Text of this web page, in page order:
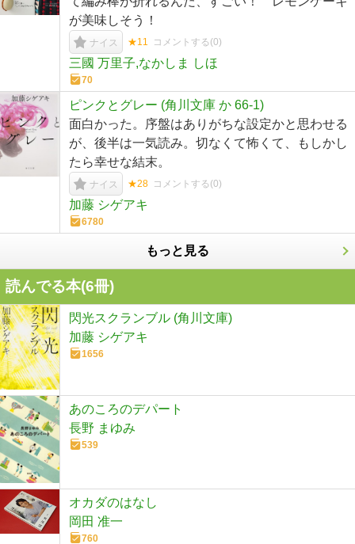
が美味しそう！
ナイス ★11 コメントする(0)
三國 万里子,なかしま しほ
70
ピンクとグレー (角川文庫 か 66-1)
面白かった。序盤はありがちな設定かと思わせる
が、後半は一気読み。切なくて怖くて、もしかし
たら幸せな結末。
ナイス ★28 コメントする(0)
加藤 シゲアキ
6780
もっと見る
読んでる本(6冊)
閃光スクランブル (角川文庫)
加藤 シゲアキ
1656
あのころのデパート
長野 まゆみ
539
オカダのはなし
岡田 准一
760